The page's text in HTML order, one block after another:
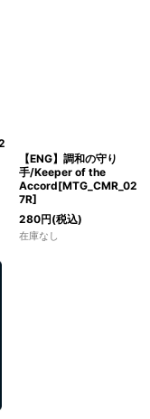
【ENG】調和の守り
手/Keeper of the
Accord[MTG_CMR_02
7R]
280円(税込)
在庫なし